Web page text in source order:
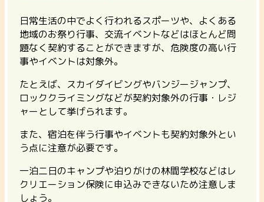
日常生活の中でよく行われるスポーツや、よくある
地域のお祭り行事、交流イベントなどはほとんど問
題なく契約することができますが、危険度の高い行
事やイベントは対象外。
たとえば、 スカイダイビングやバンジージャンプ、
ロッククライミングなどが契約対象外の行事・レジ
ャーとして挙げられます。
また、宿泊を伴う行事やイベントも契約対象外とい
う点に注意が必要です。
一泊二日のキャンプや泊りがけの林間学校などはレ
クリエーション保険に申込みできないため注意しま
しょう。